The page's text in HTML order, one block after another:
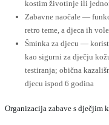
kostim životinje ili
Zabavne naočale —
retro teme, a djeca ih
Šminka za djecu —
kao sigurni za dječju
testiranja; obična
djecu ispod 6 godina
Organizacija zabave s dječjim